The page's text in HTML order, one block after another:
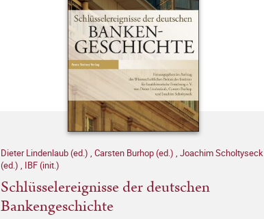
Dieter Lindenlaub (ed.) , Carsten Burhop (ed.) , Joachim Scholtyseck
(ed.) , IBF (init.)
Schlüsselereignisse der deutschen
Bankengeschichte